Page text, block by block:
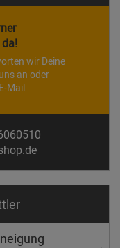
wir Deine
an oder
Mail.